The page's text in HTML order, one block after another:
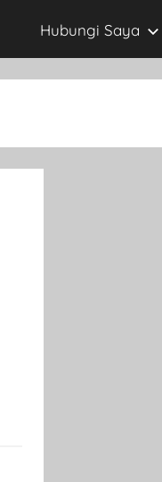
Hubungi Saya